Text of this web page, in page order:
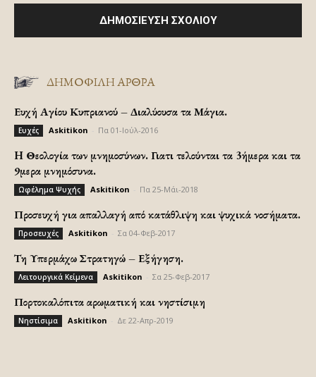
ΔΗΜΟΦΙΛΗ ΑΡΘΡΑ
Ευχή Αγίου Κυπριανού – Διαλύουσα τα Μάγια.
Ευχές Askitikon Πα 01-Ιούλ-2016
H Θεολογία των μνημοσύνων. Γιατι τελούνται τα 3ήμερα και τα
9μερα μνημόσυνα.
Ωφέλημα Ψυχής Askitikon Πα 25-Μάι-2018
Προσευχή για απαλλαγή από κατάθλιψη και ψυχικά νοσήματα.
Προσευχές Askitikon Σα 04-Φεβ-2017
Τη Υπερμάχω Στρατηγώ – Εξήγηση.
Λειτουργικά Κείμενα Askitikon Σα 25-Φεβ-2017
Πορτοκαλόπιτα αρωματική και νηστίσιμη
Νηστίσιμα Askitikon Δε 22-Απρ-2019